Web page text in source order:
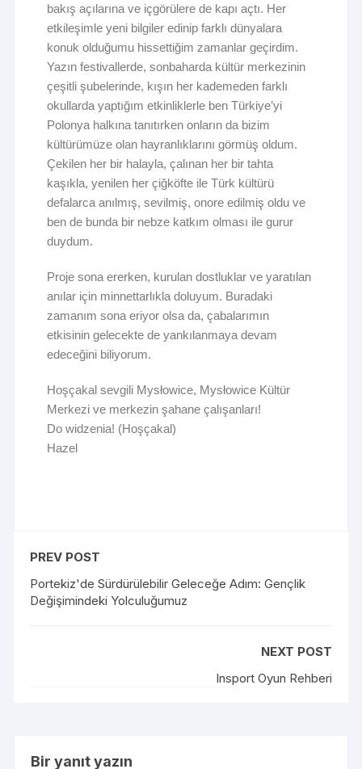
bakış açılarına ve içgörülere de kapı açtı. Her
etkileşimle yeni bilgiler edinip farklı dünyalara
konuk olduğumu hissettiğim zamanlar geçirdim.
Yazın festivallerde, sonbaharda kültür merkezinin
çeşitli şubelerinde, kışın her kademeden farklı
okullarda yaptığım etkinliklerle ben Türkiye’yi
Polonya halkına tanıtırken onların da bizim
kültürümüze olan hayranlıklarını görmüş oldum.
Çekilen her bir halayla, çalınan her bir tahta
kaşıkla, yenilen her çiğköfte ile Türk kültürü
defalarca anılmış, sevilmiş, onore edilmiş oldu ve
ben de bunda bir nebze katkım olması ile gurur
duydum.
Proje sona ererken, kurulan dostluklar ve yaratılan
anılar için minnettarlıkla doluyum. Buradaki
zamanım sona eriyor olsa da, çabalarımın
etkisinin gelecekte de yankılanmaya devam
edeceğini biliyorum.
Hoşçakal sevgili Mysłowice, Mysłowice Kültür
Merkezi ve merkezin şahane çalışanları!
Do widzenia! (Hoşçakal)
Hazel
PREV POST
Portekiz'de Sürdürülebilir Geleceğe Adım: Gençlik
Değişimindeki Yolculuğumuz
NEXT POST
Insport Oyun Rehberi
Bir yanıt yazın